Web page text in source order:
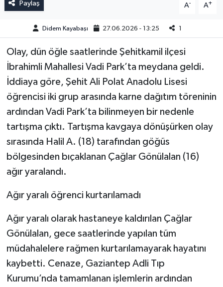
Paylaş A- A+
Didem Kayabaşı 27.06.2026 - 13:25 1
Olay, dün öğle saatlerinde Şehitkamil ilçesi
İbrahimli Mahallesi Vadi Park’ta meydana geldi.
İddiaya göre, Şehit Ali Polat Anadolu Lisesi
öğrencisi iki grup arasında karne dağıtım töreninin
ardından Vadi Park’ta bilinmeyen bir nedenle
tartışma çıktı. Tartışma kavgaya dönüşürken olay
sırasında Halil A. (18) tarafından göğüs
bölgesinden bıçaklanan Çağlar Gönülalan (16)
ağır yaralandı.
Ağır yaralı öğrenci kurtarılamadı
Ağır yaralı olarak hastaneye kaldırılan Çağlar
Gönülalan, gece saatlerinde yapılan tüm
müdahalelere rağmen kurtarılamayarak hayatını
kaybetti. Cenaze, Gaziantep Adli Tıp
Kurumu’nda tamamlanan işlemlerin ardından